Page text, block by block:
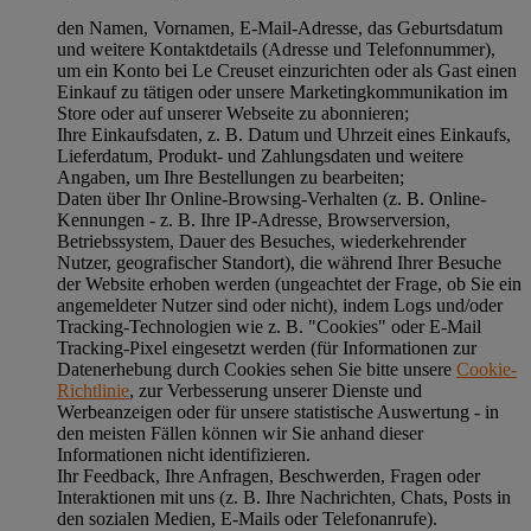
den Namen, Vornamen, E-Mail-Adresse, das Geburtsdatum
und weitere Kontaktdetails (Adresse und Telefonnummer),
um ein Konto bei Le Creuset einzurichten oder als Gast einen
Einkauf zu tätigen oder unsere Marketingkommunikation im
Store oder auf unserer Webseite zu abonnieren;
Ihre Einkaufsdaten, z. B. Datum und Uhrzeit eines Einkaufs,
Lieferdatum, Produkt- und Zahlungsdaten und weitere
Angaben, um Ihre Bestellungen zu bearbeiten;
Daten über Ihr Online-Browsing-Verhalten (z. B. Online-
Kennungen - z. B. Ihre IP-Adresse, Browserversion,
Betriebssystem, Dauer des Besuches, wiederkehrender
Nutzer, geografischer Standort), die während Ihrer Besuche
der Website erhoben werden (ungeachtet der Frage, ob Sie ein
angemeldeter Nutzer sind oder nicht), indem Logs und/oder
Tracking-Technologien wie z. B. "Cookies" oder E-Mail
Tracking-Pixel eingesetzt werden (für Informationen zur
Datenerhebung durch Cookies sehen Sie bitte unsere Cookie-
Richtlinie, zur Verbesserung unserer Dienste und
Werbeanzeigen oder für unsere statistische Auswertung - in
den meisten Fällen können wir Sie anhand dieser
Informationen nicht identifizieren.
Ihr Feedback, Ihre Anfragen, Beschwerden, Fragen oder
Interaktionen mit uns (z. B. Ihre Nachrichten, Chats, Posts in
den sozialen Medien, E-Mails oder Telefonanrufe).